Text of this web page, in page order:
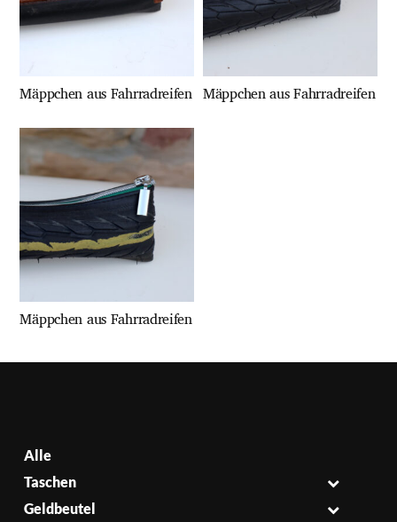
Mäppchen aus Fahrradreifen Mäppchen aus Fahrradreifen
Mäppchen aus Fahrradreifen
Alle
Taschen
Geldbeutel